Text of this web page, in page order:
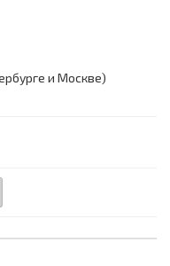
и Москве)